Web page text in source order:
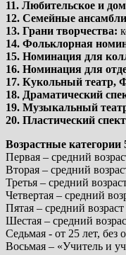
11. Любительское и
12. Семейные
13. Грани творчества:
14. Фольклорная
15. Номинация для
16. Номинация для
17. Кукольный театр,
18. Драматический
19. Музыкальный
20. Пластический
Возрастные категории
Первая – средний
Вторая – средний
Третья – средний
Четвертая – средний
Пятая – средний
Шестая – средний
Седьмая - от 25 лет, без
Восьмая – «Учитель и